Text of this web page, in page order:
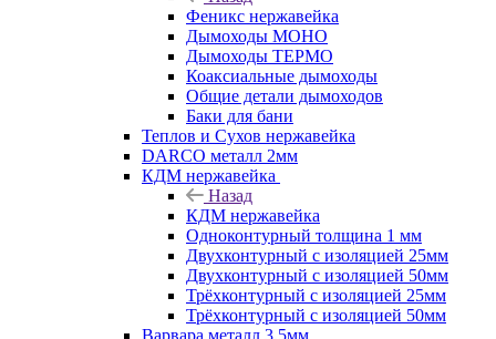
Феникс нержавейка
Дымоходы МОНО
Дымоходы ТЕРМО
Коаксиальные дымоходы
Общие детали дымоходов
Баки для бани
Теплов и Сухов нержавейка
DARCO металл 2мм
КДМ нержавейка
Назад
КДМ нержавейка
Одноконтурный толщина 1 мм
Двухконтурный с изоляцией 25мм
Двухконтурный с изоляцией 50мм
Трёхконтурный с изоляцией 25мм
Трёхконтурный с изоляцией 50мм
Варвара металл 3,5мм